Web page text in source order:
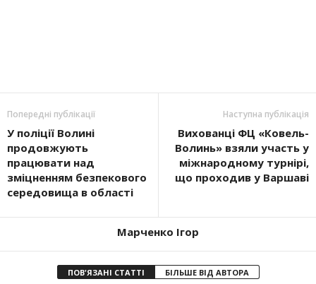
Попередні публікації
У поліції Волині
продовжують
працювати над
зміцненням безпекового
середовища в області
Наступна публікація
Вихованці ФЦ «Ковель-
Волинь» взяли участь у
міжнародному турнірі,
що проходив у Варшаві
Марченко Ігор
ПОВ'ЯЗАНІ СТАТТІ БІЛЬШЕ ВІД АВТОРА